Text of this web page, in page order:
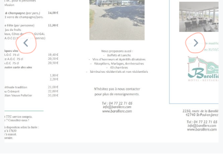
Saint-Etienne Tourisme & Congrès
Domaine de la Barollière
Domaine de la Barollière
Saint-Etienne Tourisme & Congrès
Domaine de la Barollière
Domaine de la Barollière
Domaine de la Barollière
copyright Domaine de la Barollière
copyright Domaine de la Barollière